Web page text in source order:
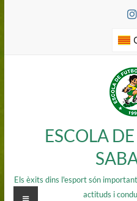
ESCOLA
Els èxits dins l'esport són
actituds i
Menú